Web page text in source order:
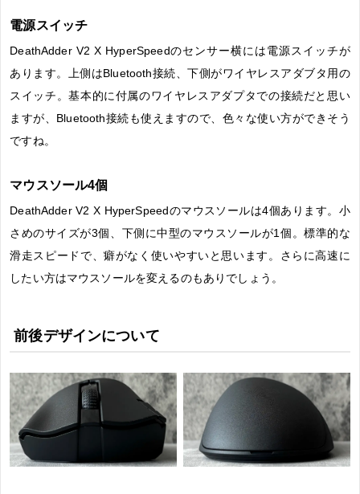
電源スイッチ
DeathAdder V2 X HyperSpeedのセンサー横には電源スイッチが
あります。上側はBluetooth接続、下側がワイヤレスアダブタ用の
スイッチ。基本的に付属のワイヤレスアダプタでの接続だと思い
ますが、Bluetooth接続も使えますので、色々な使い方ができそう
ですね。
マウスソール4個
DeathAdder V2 X HyperSpeedのマウスソールは4個あります。小
さめのサイズが3個、下側に中型のマウスソールが1個。標準的な
滑走スピードで、癖がなく使いやすいと思います。さらに高速に
したい方はマウスソールを変えるのもありでしょう。
前後デザインについて